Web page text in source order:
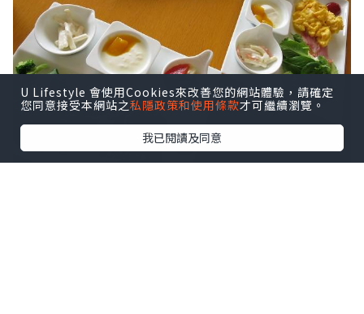
U Lifestyle 會使用Cookies來改善您的網站體驗，請確定
您同意接受本網站之私隱政策和使用條款才可繼續瀏覽。
我已閱讀及同意